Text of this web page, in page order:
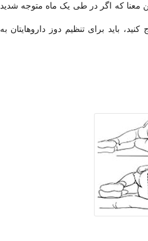
معنا که اگر در طی یک ماه متوجه شدید
باید برای تنظیم دوز داروهایتان به